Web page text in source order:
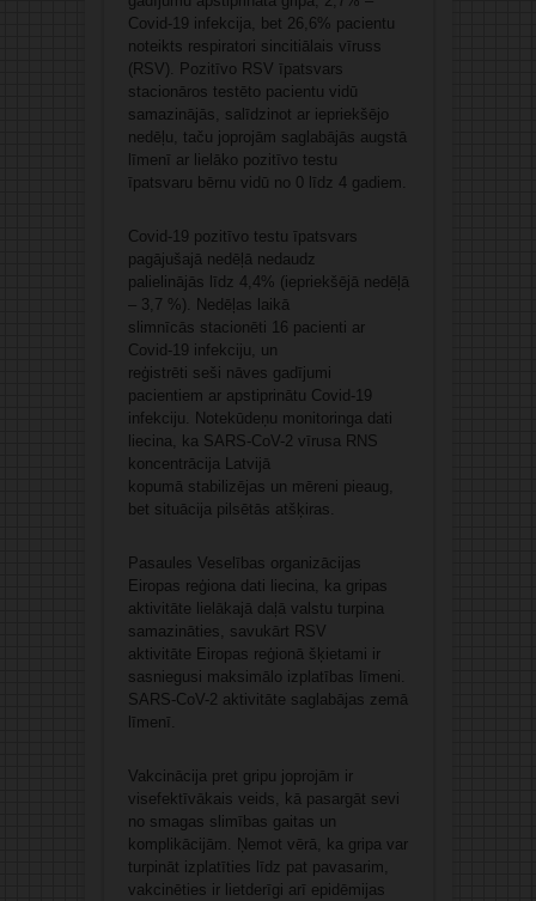
Covid-19 infekcija, bet 26,6% pacientu
noteikts respiratori sincitiālais vīruss
(RSV). Pozitīvo RSV īpatsvars
stacionāros testēto pacientu vidū
samazinājās, salīdzinot ar iepriekšējo
nedēļu, taču joprojām saglabājās augstā
līmenī ar lielāko pozitīvo testu
īpatsvaru bērnu vidū no 0 līdz 4 gadiem.
Covid-19 pozitīvo testu īpatsvars
pagājušajā nedēļā nedaudz
palielinājās līdz 4,4% (iepriekšējā nedēļā
– 3,7 %). Nedēļas laikā
slimnīcās stacionēti 16 pacienti ar
Covid-19 infekciju, un
reģistrēti seši nāves gadījumi
pacientiem ar apstiprinātu Covid-19
infekciju. Notekūdeņu monitoringa dati
liecina, ka SARS-CoV-2 vīrusa RNS
koncentrācija Latvijā
kopumā stabilizējas un mēreni pieaug,
bet situācija pilsētās atšķiras.
Pasaules Veselības organizācijas
Eiropas reģiona dati liecina, ka gripas
aktivitāte lielākajā daļā valstu turpina
samazināties, savukārt RSV
aktivitāte Eiropas reģionā šķietami ir
sasniegusi maksimālo izplatības līmeni.
SARS-CoV-2 aktivitāte saglabājas zemā
līmenī.
Vakcinācija pret gripu joprojām ir
visefektīvākais veids, kā pasargāt sevi
no smagas slimības gaitas un
komplikācijām. Ņemot vērā, ka gripa var
turpināt izplatīties līdz pat pavasarim,
vakcinēties ir lietderīgi arī epidēmijas